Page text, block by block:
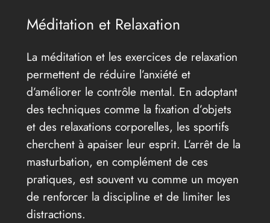
Méditation et Relaxation
La méditation et les exercices de relaxation
permettent de réduire l’anxiété et
d’améliorer le contrôle mental. En adoptant
des techniques comme la fixation d’objets
et des relaxations corporelles, les sportifs
cherchent à apaiser leur esprit. L’arrêt de la
masturbation, en complément de ces
pratiques, est souvent vu comme un moyen
de renforcer la discipline et de limiter les
distractions.